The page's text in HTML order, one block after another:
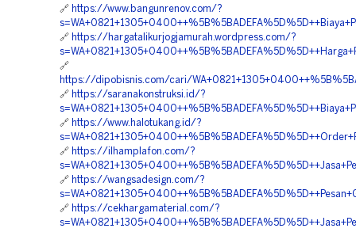
🔗 https://www.bangunrenov.com/?
🔗 https://hargatalikurjogjamurah.wordpress.com/?
🔗
https://dipobisnis.com/cari/
🔗 https://saranakonstruksi.id/?
🔗 https://www.halotukang.id/?
🔗 https://ilhamplafon.com/?
🔗 https://wangsadesign.com/?
🔗 https://cekhargamaterial.com/?